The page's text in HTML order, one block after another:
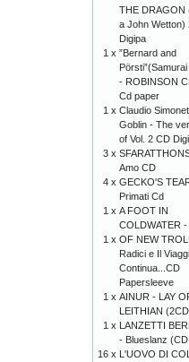
THE DRAGON
a John Wetton)
Digipa
1 x ”Bernard and
- ROBINSON
Cd paper
1 x Claudio
Goblin - The
of Vol. 2 CD
3 x
Amo CD
4 x GECKO'S
Primati Cd
1 x A FOOT IN
COLDWATER
1 x OF NEW
Radici e Il
Continua...CD
Papersleeve
1 x AINUR - LAY
LEITHIAN
1 x LANZETTI
- Blueslanz (CD
16 x L'UOVO DI